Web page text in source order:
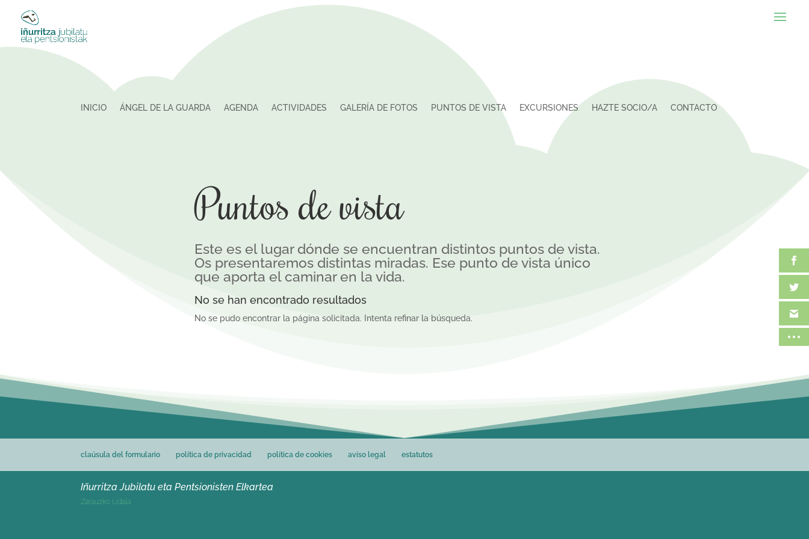
INICIO ÁNGEL DE LA GUARDA AGENDA ACTIVIDADES GALERÍA DE FOTOS PUNTOS DE VISTA EXCURSIONES HAZTE SOCIO/A CONTACTO
Puntos de vista
Este es el lugar dónde se encuentran distintos puntos de vista.
Os presentaremos distintas miradas. Ese punto de vista único
que aporta el caminar en la vida.
No se han encontrado resultados
No se pudo encontrar la página solicitada. Intenta refinar la búsqueda.
claúsula del formulario política de privacidad política de cookies aviso legal estatutos
Iñurritza Jubilatu eta Pentsionisten Elkartea
Zarauzko Udala